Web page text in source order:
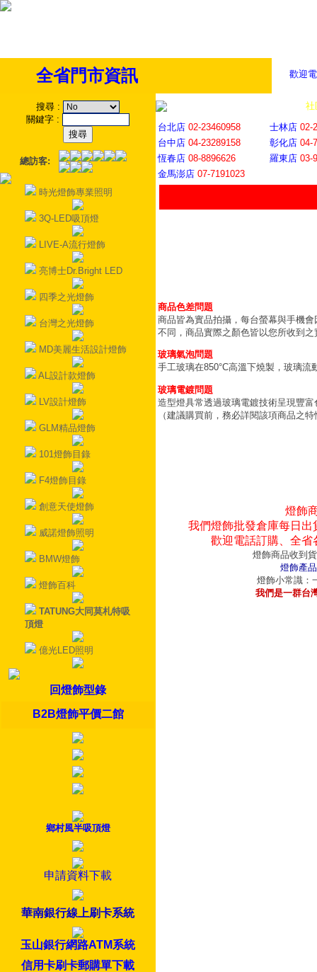
歡迎
全省門市資訊
搜尋 :
關鍵字 :
總訪客:
時光燈飾專業照明
3Q-LED吸頂燈
LIVE-A流行燈飾
亮博士Dr.Bright LED
四季之光燈飾
台灣之光燈飾
MD美麗生活設計燈飾
AL設計款燈飾
LV設計燈飾
GLM精品燈飾
101燈飾目錄
F4燈飾目錄
創意天使燈飾
威諾燈飾照明
BMW燈飾
燈飾百科
TATUNG大同莫札特吸
頂燈
億光LED照明
回燈飾型錄
B2B燈飾平價二館
鄉村風半吸頂燈
申請資料下載
華南銀行線上刷卡系統
玉山銀行網路ATM系統
信用卡刷卡郵購單下載
社
台北店 02-23460958 士林店 02-
台中店 04-23289158 彰化店 04-
恆春店 08-8896626 羅東店 03-
金馬澎店 07-7191023
商品色差問題
商品皆為實品拍攝，每台螢幕與手機
不同，商品實際之顏色皆以您所收到之
玻璃氣泡問題
手工玻璃在850°C高溫下燒製，玻璃
玻璃電鍍問題
造型燈具常透過玻璃電鍍技術呈現豐
（建議購買前，務必詳閱該項商品之
燈飾
我們燈飾批發倉庫每日
歡迎電話訂購、全
燈飾商品收到
燈飾產
燈飾小常識：
我們是一群台